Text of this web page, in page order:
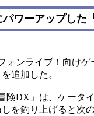
ワーアップした
ンライブ！向け
追加した。
DX」は、ケータ
を釣り上げると次